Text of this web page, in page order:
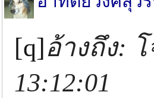
[q]อ้างถึง:
13:12:01